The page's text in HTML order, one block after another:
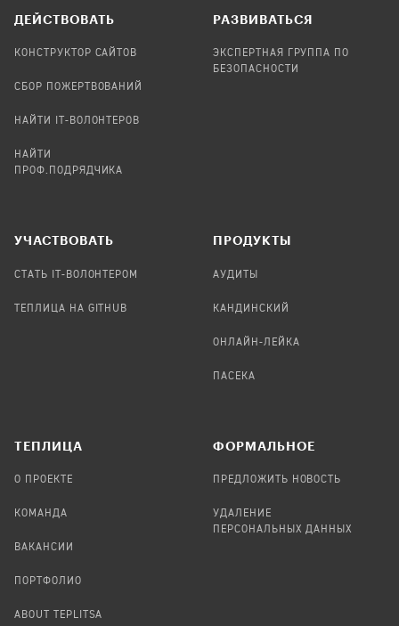
ДЕЙСТВОВАТЬ
КОНСТРУКТОР САЙТОВ
СБОР ПОЖЕРТВОВАНИЙ
НАЙТИ IT-ВОЛОНТЕРОВ
НАЙТИ
ПРОФ.ПОДРЯДЧИКА
РАЗВИВАТЬСЯ
ЭКСПЕРТНАЯ ГРУППА ПО
БЕЗОПАСНОСТИ
УЧАСТВОВАТЬ
СТАТЬ IT-ВОЛОНТЕРОМ
ТЕПЛИЦА НА GITHUB
ПРОДУКТЫ
АУДИТЫ
КАНДИНСКИЙ
ОНЛАЙН-ЛЕЙКА
ПАСЕКА
TЕПЛИЦА
О ПРОЕКТЕ
КОМАНДА
ВАКАНСИИ
ПОРТФОЛИО
ABOUT TEPLITSA
ФОРМАЛЬНОЕ
ПРЕДЛОЖИТЬ НОВОСТЬ
УДАЛЕНИЕ
ПЕРСОНАЛЬНЫХ ДАННЫХ